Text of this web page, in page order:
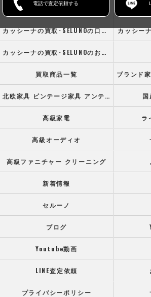
電話で査定依頼する
ホーム
カッシーナの買取･SELUNOの口コミ情報 カッシー
カッシーナの買取･SELUNOのお客様の声
買取商品一覧
北欧家具 ビンテージ家具 アンティーク家具
高級家電 ラ
高級オーディオ
高級ファニチャー クリーニング
新着情報
セルーノ
ブログ
Youtube動画
LINE査定依頼
プライバシーポリシー